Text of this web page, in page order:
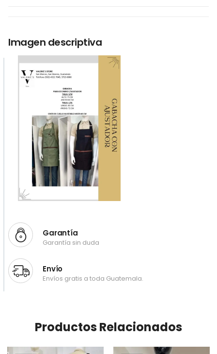
Imagen descriptiva
Garantía
Garantía sin duda
Envío
Envíos gratis a toda Guatemala.
Productos Relacionados